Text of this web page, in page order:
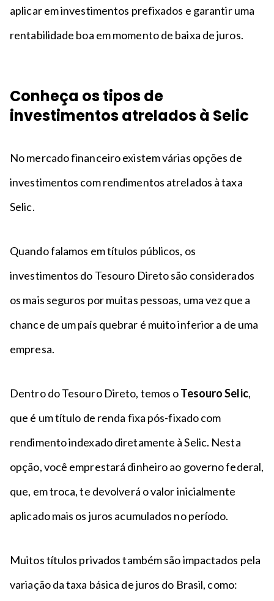
aplicar em investimentos prefixados e garantir uma
rentabilidade boa em momento de baixa de juros.
Conheça os tipos de
investimentos atrelados à Selic
No mercado financeiro existem várias opções de
investimentos com rendimentos atrelados à taxa
Selic.
Quando falamos em títulos públicos, os
investimentos do Tesouro Direto são considerados
os mais seguros por muitas pessoas, uma vez que a
chance de um país quebrar é muito inferior a de uma
empresa.
Dentro do Tesouro Direto, temos oTesouro Selic,
que é um título de renda fixa pós-fixado com
rendimento indexado diretamente à Selic. Nesta
opção, você emprestará dinheiro ao governo federal,
que, em troca, te devolverá o valor inicialmente
aplicado mais os juros acumulados no período.
Muitos títulos privados também são impactados pela
variação da taxa básica de juros do Brasil, como: